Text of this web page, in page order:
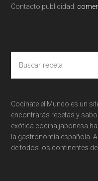
Contacto publicidad:
receta
Cocínate el Mundo es un
encontrarás recetas y
exótica cocina japonesa
la gastronomía española.
de todos los continentes